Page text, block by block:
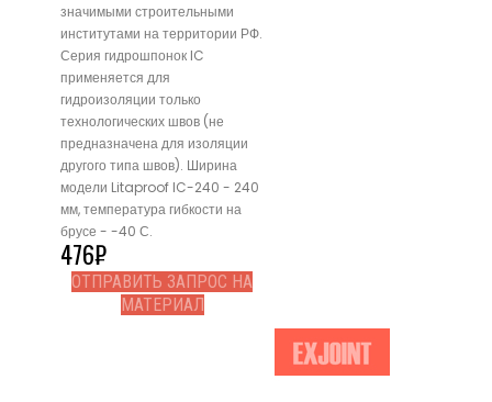
значимыми строительными
институтами на территории РФ.
Серия гидрошпонок IC
применяется для
гидроизоляции только
технологических швов (не
предназначена для изоляции
другого типа швов). Ширина
модели Litaproof IC-240 - 240
мм, температура гибкости на
брусе - -40 С.
476₽
ОТПРАВИТЬ ЗАПРОС НА
МАТЕРИАЛ